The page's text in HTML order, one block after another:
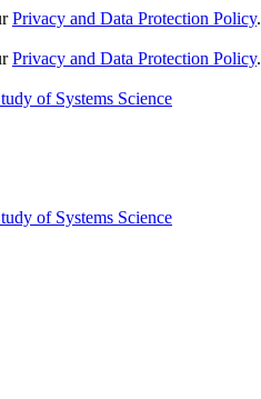
Privacy and Data Protection Policy.
Privacy and Data Protection Policy.